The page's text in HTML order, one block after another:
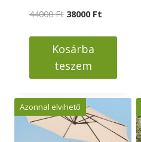
44000Ft Original
was:
44000 Ft.
38000 FtCurrent
is:
Kosárba
teszem
Azonnal elvihető